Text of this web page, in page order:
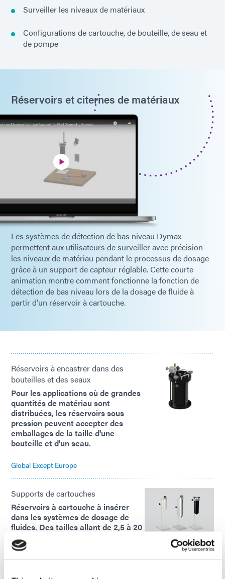
Surveiller les niveaux de matériaux
Configurations de cartouche, de bouteille, de seau et
de pompe
Réservoirs et citernes de matériaux
Les systèmes de détection de bas niveau Dymax
permettent aux utilisateurs de surveiller avec précision
les niveaux de matériau pendant le processus de dosage
grâce à un support de capteur réglable. Cette courte
animation montre comment fonctionne la fonction de
détection de bas niveau lors de la dosage de fluide à
partir d'un réservoir à cartouche.
Réservoirs à encastrer dans des
bouteilles et des seaux
Pour les applications où de grandes
quantités de matériau sont
distribuées, les réservoirs sous
pression peuvent accepter des
emballages de la taille d'une
bouteille et d'un seau.
Global Except Europe
Supports de cartouches
Réservoirs à cartouche à insérer
dans les systèmes de dosage de
fluides. Des tailles allant de 2,5 à 20
oz [74 à 550 ml] sont disponibles.